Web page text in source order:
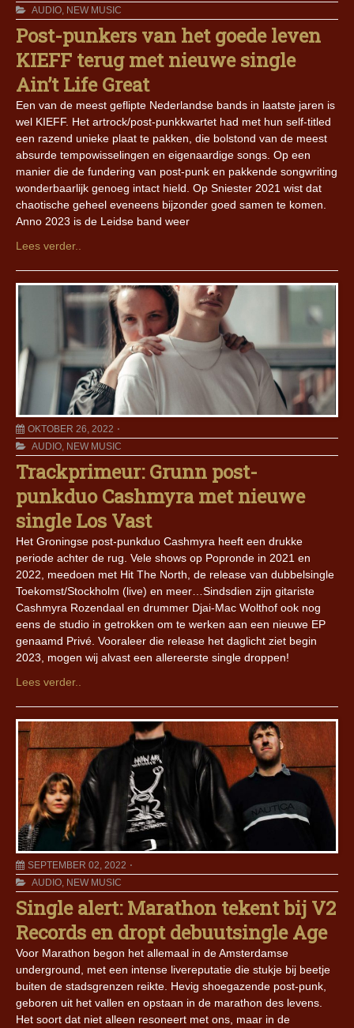
AUDIO, NEW MUSIC
Post-punkers van het goede leven
KIEFF terug met nieuwe single
Ain’t Life Great
Een van de meest geflipte Nederlandse bands in laatste jaren is
wel KIEFF. Het artrock/post-punkkwartet had met hun self-titled
een razend unieke plaat te pakken, die bolstond van de meest
absurde tempowisselingen en eigenaardige songs. Op een
manier die de fundering van post-punk en pakkende songwriting
wonderbaarlijk genoeg intact hield. Op Sniester 2021 wist dat
chaotische geheel eveneens bijzonder goed samen te komen.
Anno 2023 is de Leidse band weer
Lees verder..
OKTOBER 26, 2022
AUDIO, NEW MUSIC
Trackprimeur: Grunn post-
punkduo Cashmyra met nieuwe
single Los Vast
Het Groningse post-punkduo Cashmyra heeft een drukke
periode achter de rug. Vele shows op Popronde in 2021 en
2022, meedoen met Hit The North, de release van dubbelsingle
Toekomst/Stockholm (live) en meer…Sindsdien zijn gitariste
Cashmyra Rozendaal en drummer Djai-Mac Wolthof ook nog
eens de studio in getrokken om te werken aan een nieuwe EP
genaamd Privé. Vooraleer die release het daglicht ziet begin
2023, mogen wij alvast een allereerste single droppen!
Lees verder..
SEPTEMBER 02, 2022
AUDIO, NEW MUSIC
Single alert: Marathon tekent bij V2
Records en dropt debuutsingle Age
Voor Marathon begon het allemaal in de Amsterdamse
underground, met een intense livereputatie die stukje bij beetje
buiten de stadsgrenzen reikte. Hevig shoegazende post-punk,
geboren uit het vallen en opstaan in de marathon des levens.
Het soort dat niet alleen resoneert met ons, maar in de